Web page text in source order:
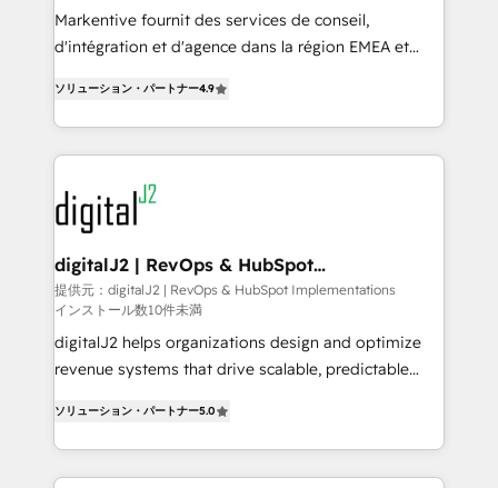
you don't know' recommendations to maximize
conversions! OTF is an Elite Partner (top 1% of
Partner of the Year 💥 Trusted by 2,500+ companies
to help them scale and close more business, by
using HubSpot (the right way). ⭐️ Here's more info:
learn more!
Markentive fournit des services de conseil,
d'intégration et d'agence dans la région EMEA et
marketing automation, Growth, Revops, CRM et
webdesign. Markentive is both a consulting firm, a
digital agency and an integrator. With over 115
experts in marketing automation, growth, revops,
CRM and webdesign (We focus on EMEA - USA
customers).
ソリューション・パートナー4.9
digitalJ2 | RevOps & HubSpot
Implementations
提供元：digitalJ2 | RevOps & HubSpot Implementations
インストール数10件未満
digitalJ2 helps organizations design and optimize
revenue systems that drive scalable, predictable
Partner, we specialize in both strategic RevOps
planning and hands-on technical execution - building
the operational foundation companies need to
ソリューション・パートナー5.0